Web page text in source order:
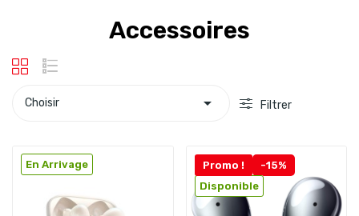
Accessoires
Choisir  Filtrer
En Arrivage Promo !
-15%
Disponible